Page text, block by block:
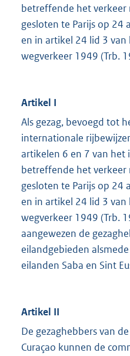
betreffende het
gesloten te Parijs op 24
en in artikel 24 lid 3
wegverkeer 1949 (Trb.
Artikel I
Als gezag, bevoegd tot
internationale
artikelen 6 en 7 van
betreffende het
gesloten te Parijs op 24
en in artikel 24 lid 3
wegverkeer 1949 (Trb.
aangewezen de
eilandgebieden
eilanden Saba en Sint
Artikel II
De gezaghebbers van
Curaçao kunnen de